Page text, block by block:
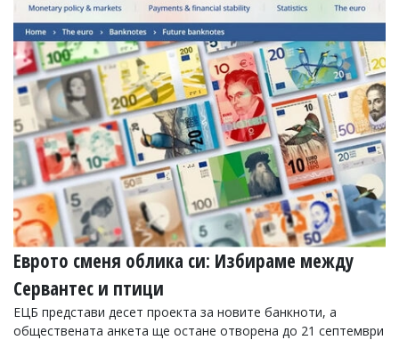
Коментарите
под
статиите
се
въвеждат
от
читателите
и
редакцията
не
носи
отговорност
за
тях!
Ако
откриете
обиден
за
вас
коментар,
моля
Еврото сменя облика си: Избираме между
Сервантес и птици
ЕЦБ представи десет проекта за новите банкноти, а
обществената анкета ще остане отворена до 21 септември